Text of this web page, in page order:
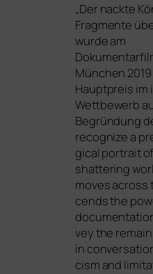
„Der nack­te
Fragmente
wur­de am
München
Hauptpreis
Wettbewerb
Begründung
reco­gni­ze a
gi­cal por­trait
shat­te­ring
moves
cends the
vey the
in
cism and